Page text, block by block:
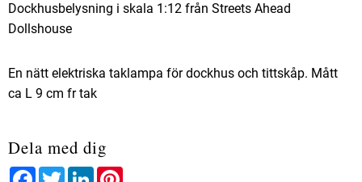
Dockhusbelysning i skala 1:12 från Streets Ahead
Dollshouse
En nätt elektriska taklampa för dockhus och tittskåp. Mått
ca L 9 cm fr tak
Dela med dig
FacebookTwitterLinkedIn